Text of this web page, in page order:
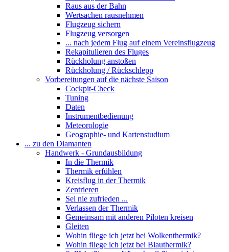
Raus aus der Bahn
Wertsachen rausnehmen
Flugzeug sichern
Flugzeug versorgen
... nach jedem Flug auf einem Vereinsflugzeug
Rekapitulieren des Fluges
Rückholung anstoßen
Rückholung / Rückschlepp
Vorbereitungen auf die nächste Saison
Cockpit-Check
Tuning
Daten
Instrumentbedienung
Meteorologie
Geographie- und Kartenstudium
... zu den Diamanten
Handwerk - Grundausbildung
In die Thermik
Thermik erfühlen
Kreisflug in der Thermik
Zentrieren
Sei nie zufrieden ...
Verlassen der Thermik
Gemeinsam mit anderen Piloten kreisen
Gleiten
Wohin fliege ich jetzt bei Wolkenthermik?
Wohin fliege ich jetzt bei Blauthermik?